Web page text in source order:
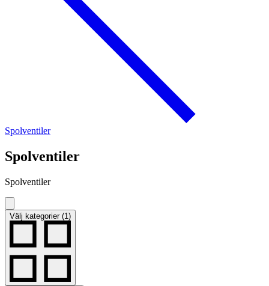
Spolventiler
Spolventiler
Spolventiler
Välj kategorier (1)